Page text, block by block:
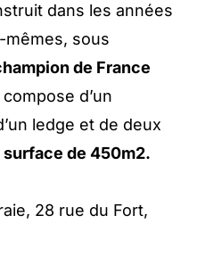
dans les années
sous
de France
d’un
ledge et de deux
surface de 450m2.
28 rue du Fort,